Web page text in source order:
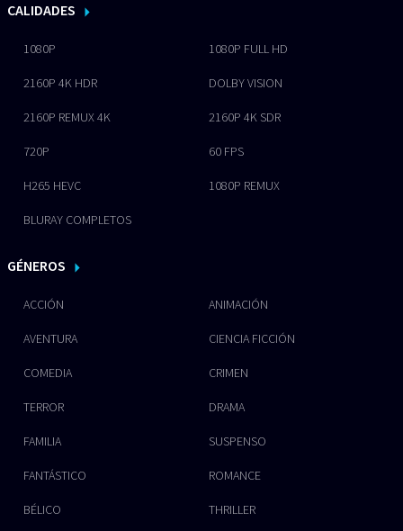
CALIDADES
1080P 1080P FULL HD
2160P 4K HDR DOLBY VISION
2160P REMUX 4K 2160P 4K SDR
720P 60 FPS
H265 HEVC 1080P REMUX
BLURAY COMPLETOS
GÉNEROS
ACCIÓN ANIMACIÓN
AVENTURA CIENCIA FICCIÓN
COMEDIA CRIMEN
TERROR DRAMA
FAMILIA SUSPENSO
FANTÁSTICO ROMANCE
BÉLICO THRILLER